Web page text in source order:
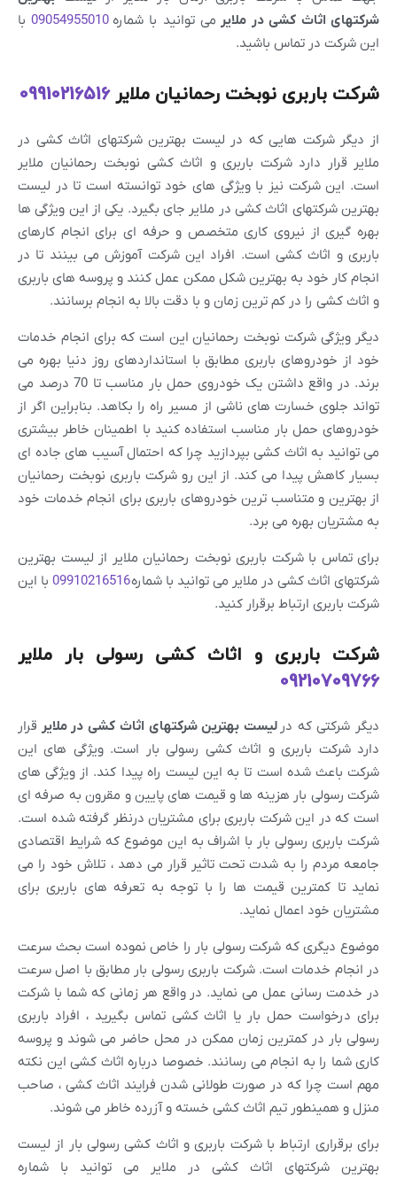
شرکتهای اثاث کشی در ملایر می توانید با شماره 09054955010 با
این شرکت در تماس باشید.
شرکت باربری نوبخت رحمانیان ملایر09910216516
از دیگر شرکت هایی که در لیست بهترین شرکتهای اثاث کشی در
ملایر قرار دارد شرکت باربری و اثاث کشی نوبخت رحمانیان ملایر
است. این شرکت نیز با ویژگی های خود توانسته است تا در لیست
بهترین شرکتهای اثاث کشی در ملایر جای بگیرد. یکی از این ویژگی ها
بهره گیری از نیروی کاری متخصص و حرفه ای برای انجام کارهای
باربری و اثاث کشی است. افراد این شرکت آموزش می بینند تا در
انجام کار خود به بهترین شکل ممکن عمل کنند و پروسه های باربری
و اثاث کشی را در کم ترین زمان و با دقت بالا به انجام برسانند.
دیگر ویژگی شرکت نوبخت رحمانیان این است که برای انجام خدمات
خود از خودروهای باربری مطابق با استانداردهای روز دنیا بهره می
برند. در واقع داشتن یک خودروی حمل بار مناسب تا 70 درصد می
تواند جلوی خسارت های ناشی از مسیر راه را بکاهد. بنابراین اگر از
خودروهای حمل بار مناسب استفاده کنید با اطمینان خاطر بیشتری
می توانید به اثاث کشی بپردازید چرا که احتمال آسیب های جاده ای
بسیار کاهش پیدا می کند. از این رو شرکت باربری نوبخت رحمانیان
از بهترین و متناسب ترین خودروهای باربری برای انجام خدمات خود
به مشتریان بهره می برد.
برای تماس با شرکت باربری نوبخت رحمانیان ملایر از لیست بهترین
شرکتهای اثاث کشی در ملایر می توانید با شماره09910216516 با این
شرکت باربری ارتباط برقرار کنید.
شرکت باربری و اثاث کشی رسولی بار ملایر
09210709766
دیگر شرکتی که در لیست بهترین شرکتهای اثاث کشی در ملایر قرار
دارد شرکت باربری و اثاث کشی رسولی بار است. ویژگی های این
شرکت باعث شده است تا به این لیست راه پیدا کند. از ویژگی های
شرکت رسولی بار هزینه ها و قیمت های پایین و مقرون به صرفه ای
است که در این شرکت باربری برای مشتریان درنظر گرفته شده است.
شرکت باربری رسولی بار با اشراف به این موضوع که شرایط اقتصادی
جامعه مردم را به شدت تحت تاثیر قرار می دهد ، تلاش خود را می
نماید تا کمترین قیمت ها را با توجه به تعرفه های باربری برای
مشتریان خود اعمال نماید.
موضوع دیگری که شرکت رسولی بار را خاص نموده است بحث سرعت
در انجام خدمات است. شرکت باربری رسولی بار مطابق با اصل سرعت
در خدمت رسانی عمل می نماید. در واقع هر زمانی که شما با شرکت
برای درخواست حمل بار یا اثاث کشی تماس بگیرید ، افراد باربری
رسولی بار در کمترین زمان ممکن در محل حاضر می شوند و پروسه
کاری شما را به انجام می رسانند. خصوصا درباره اثاث کشی این نکته
مهم است چرا که در صورت طولانی شدن فرایند اثاث کشی ، صاحب
منزل و همینطور تیم اثاث کشی خسته و آزرده خاطر می شوند.
برای برقراری ارتباط با شرکت باربری و اثاث کشی رسولی بار از لیست
بهترین شرکتهای اثاث کشی در ملایر می توانید با شماره